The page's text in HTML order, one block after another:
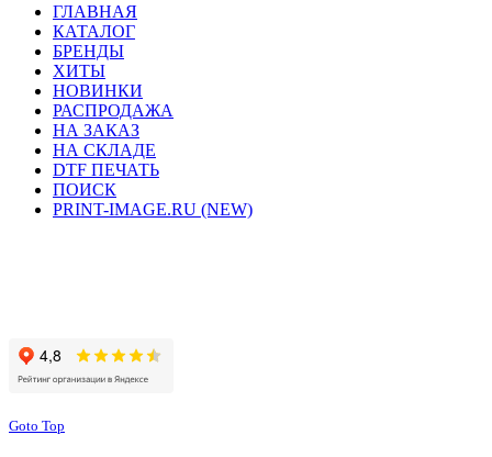
ГЛАВНАЯ
КАТАЛОГ
БРЕНДЫ
ХИТЫ
НОВИНКИ
РАСПРОДАЖА
НА ЗАКАЗ
НА СКЛАДЕ
DTF ПЕЧАТЬ
ПОИСК
PRINT-IMAGE.RU (NEW)
Goto Top